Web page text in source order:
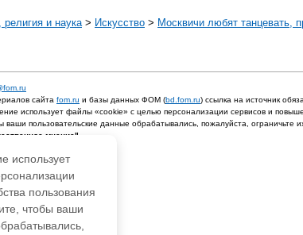
религия и наука> Искусство > Москвичи любят танцевать,
сайта fom.ru и базы данных ФОМ (bd.fom.ru) ссылка на источник
использует файлы «cookie» с целью персонализации сервисов и
ваши пользовательские данные обрабатывались, пожалуйста, ограничьте
мнение"
использует
пользования
чтобы ваши